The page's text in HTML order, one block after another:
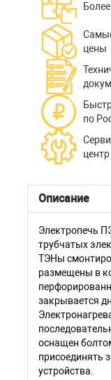
цены
по
центр
Описание
Электропечь
трубчатых
ТЭНы
размещены в
закрывается
оснащен
присоединять
устройства.